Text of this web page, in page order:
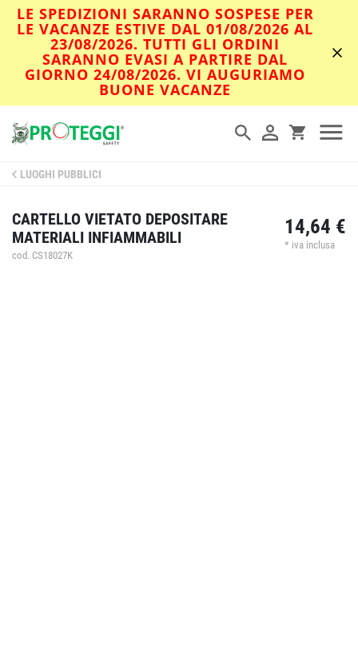
LE SPEDIZIONI SARANNO SOSPESE PER
LE VACANZE ESTIVE DAL 01/08/2026 AL
23/08/2026. TUTTI GLI ORDINI
SARANNO EVASI A PARTIRE DAL
GIORNO 24/08/2026. VI AUGURIAMO
BUONE VACANZE
LUOGHI PUBBLICI
CARTELLO VIETATO DEPOSITARE
MATERIALI INFIAMMABILI
cod. CS18027K
14,64 €
* iva inclusa